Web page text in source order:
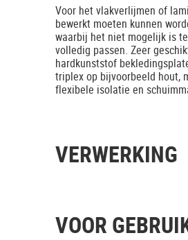
Voor het vlakverlijmen of
bewerkt moeten kunnen
waarbij het niet mogelijk is
volledig passen. Zeer
hardkunststof
triplex op bijvoorbeeld hout,
flexibele isolatie en
VERWERKING
VOOR